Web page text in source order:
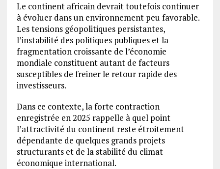
Le continent africain devrait toutefois continuer
à évoluer dans un environnement peu favorable.
Les tensions géopolitiques persistantes,
l’instabilité des politiques publiques et la
fragmentation croissante de l’économie
mondiale constituent autant de facteurs
susceptibles de freiner le retour rapide des
investisseurs.
Dans ce contexte, la forte contraction
enregistrée en 2025 rappelle à quel point
l’attractivité du continent reste étroitement
dépendante de quelques grands projets
structurants et de la stabilité du climat
économique international.